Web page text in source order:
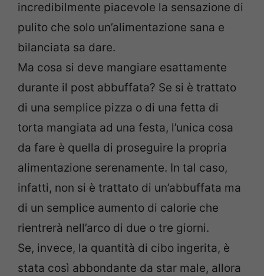
incredibilmente piacevole la sensazione di
pulito che solo un’alimentazione sana e
bilanciata sa dare.
Ma cosa si deve mangiare esattamente
durante il post abbuffata? Se si è trattato
di una semplice pizza o di una fetta di
torta mangiata ad una festa, l’unica cosa
da fare è quella di proseguire la propria
alimentazione serenamente. In tal caso,
infatti, non si è trattato di un’abbuffata ma
di un semplice aumento di calorie che
rientrerà nell’arco di due o tre giorni.
Se, invece, la quantità di cibo ingerita, è
stata così abbondante da star male, allora